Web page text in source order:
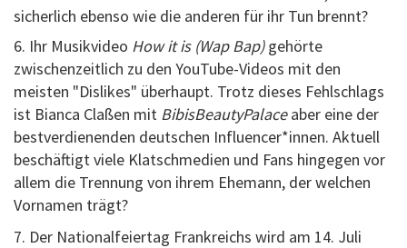
sicherlich ebenso wie die anderen für ihr Tun brennt?
6. Ihr Musikvideo How it is (Wap Bap)gehörte
zwischenzeitlich zu den YouTube-Videos mit den
meisten "Dislikes" überhaupt. Trotz dieses Fehlschlags
ist Bianca Claßen mit BibisBeautyPalaceaber eine der
bestverdienenden deutschen Influencer*innen. Aktuell
beschäftigt viele Klatschmedien und Fans hingegen vor
allem die Trennung von ihrem Ehemann, der welchen
Vornamen trägt?
7. Der Nationalfeiertag Frankreichs wird am 14. Juli